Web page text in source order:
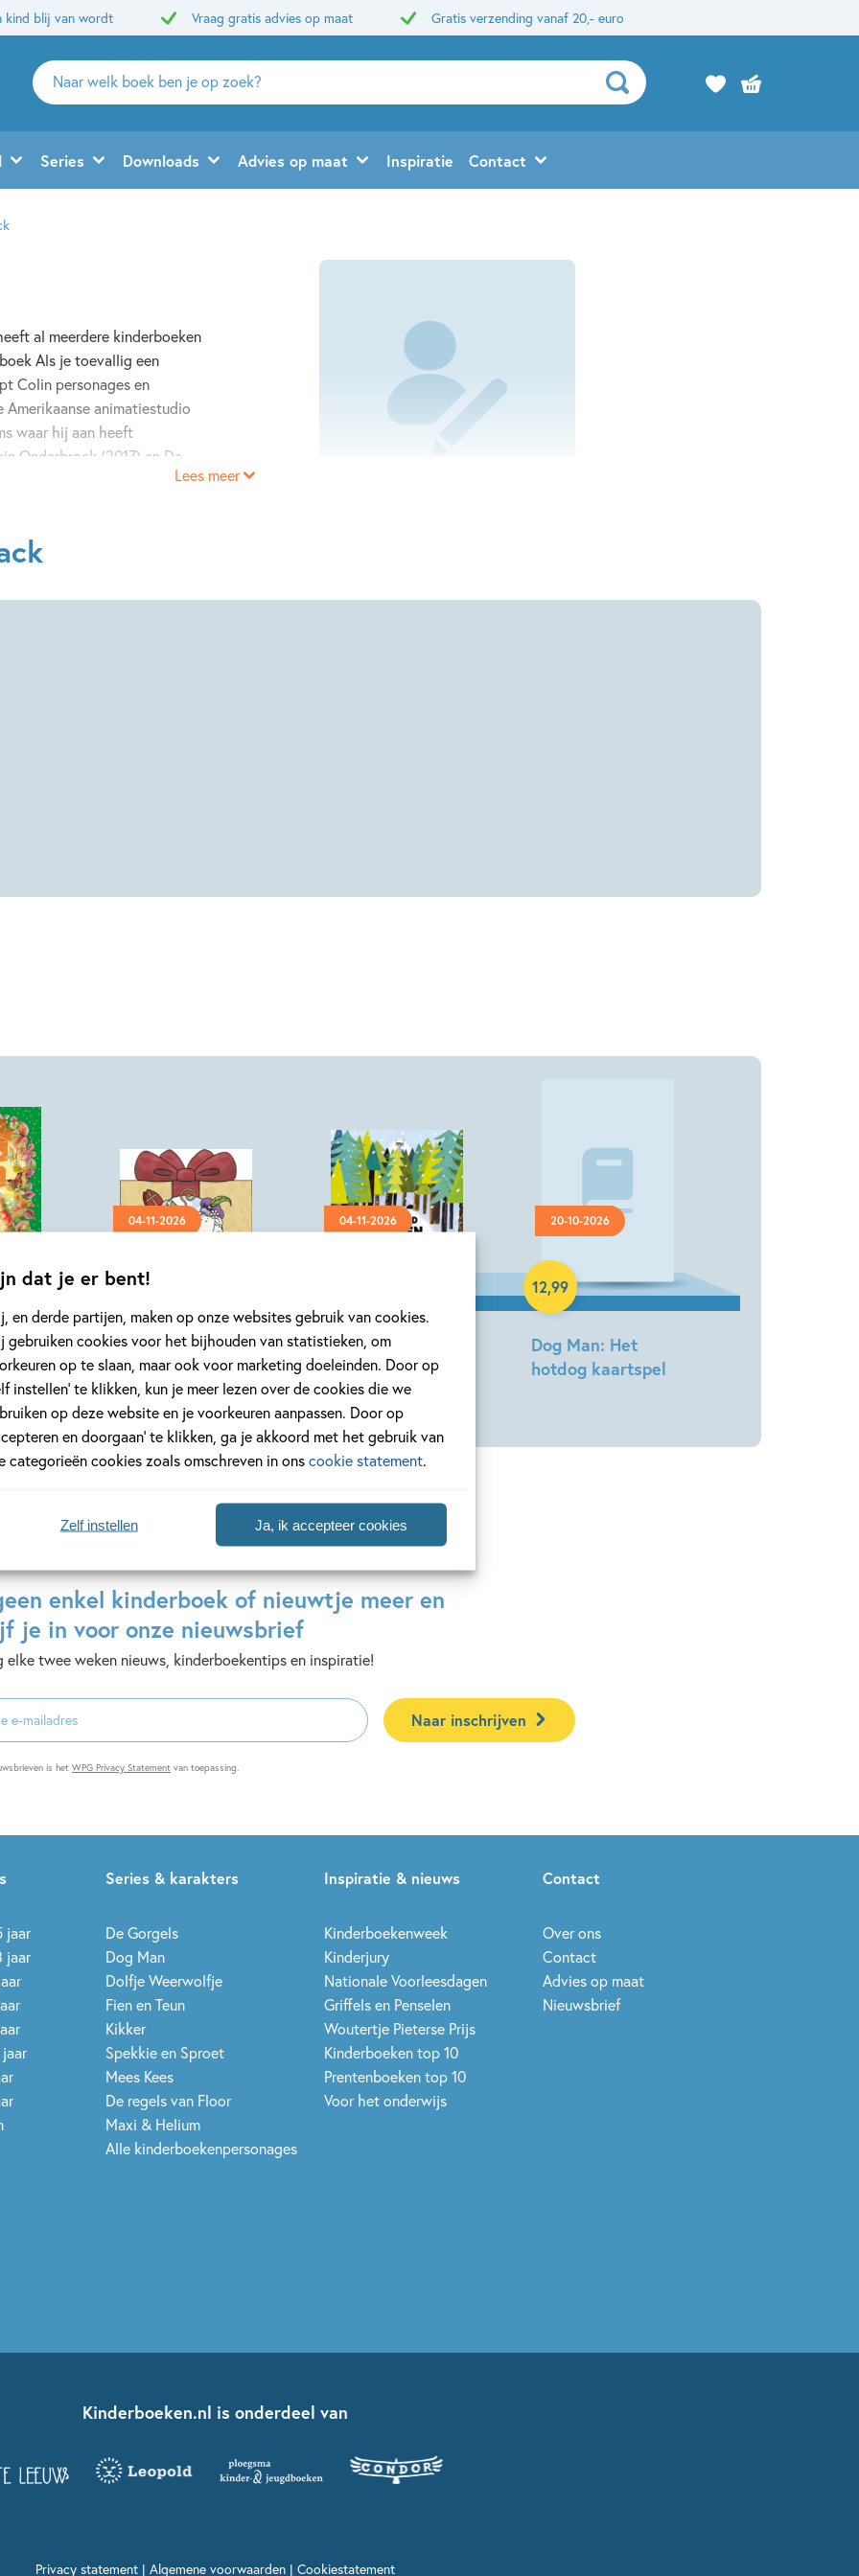
dat je er bent!
en derde partijen, maken op onze websites gebruik van cookies.
gebruiken cookies voor het bijhouden van statistieken, om
op te slaan, maar ook voor marketing doeleinden. Door op
instellen’ te klikken, kun je meer lezen over de cookies die we
op deze website en je voorkeuren aanpassen. Door op
en doorgaan’ te klikken, ga je akkoord met het gebruik van
categorieën cookies zoals omschreven in onscookie statement.
Ja, ik accepteer cookies
Zelf instellen
kind blij van wordt Vraag gratis advies op maat Gratis verzending vanaf 20,- euro
Zoeken
naar
en
uitgevers
Series Downloads Advies op maat Inspiratie Contact
al meerdere kinderboeken
Als je toevallig een
Colin personages en
animatiestudio
waar hij aan heeft
Onderbroek (2017) en De
Lees meer
het
04-11-2026
Mike & Molly –
Mike & Molly
vieren Sinterklaas
Nick
Driessen
10,99
04-11-2026
Zo vind je een yeti
Matt
Hunt
Hardcover 20-10-2026
Dog Man: Het
hotdog kaartspel
12,99
Knuffel
enkel kinderboek of nieuwtje meer en
je in voor onze nieuwsbrief
elke twee weken nieuws, kinderboekentips en inspiratie!
Naar inschrijven
is het WPG Privacy Statement van toepassing.
jaar
jaar
Series & karakters
De Gorgels
Dog Man
Dolfje Weerwolfje
Fien en Teun
Kikker
Spekkie en Sproet
Mees Kees
De regels van Floor
Maxi & Helium
Alle kinderboekenpersonages
Inspiratie & nieuws
Kinderboekenweek
Kinderjury
Nationale Voorleesdagen
Griffels en Penselen
Woutertje Pieterse Prijs
Kinderboeken top 10
Prentenboeken top 10
Voor het onderwijs
Contact
Over ons
Contact
Advies op maat
Nieuwsbrief
Kinderboeken.nl is onderdeel van
Privacy statement| Algemene voorwaarden| Cookiestatement